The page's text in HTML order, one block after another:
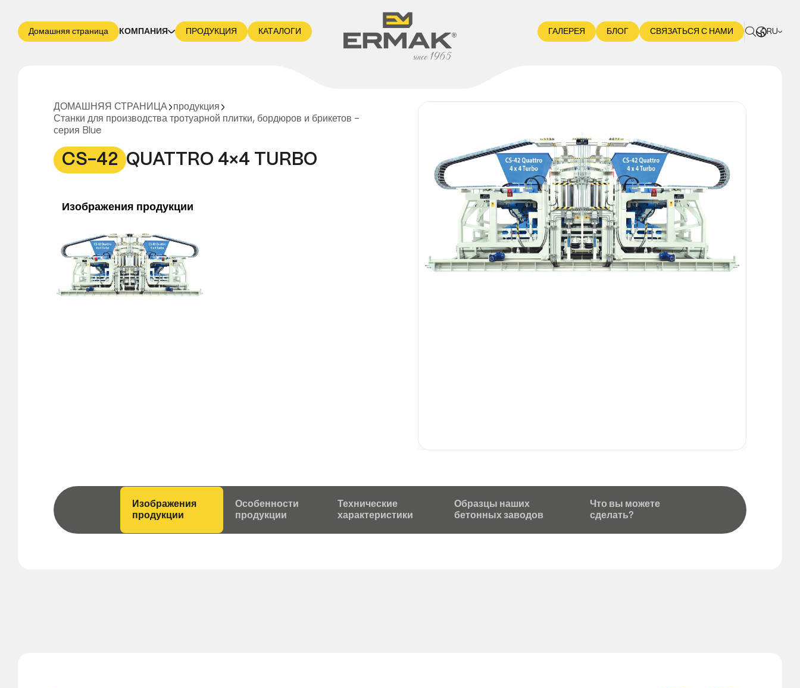
Домашняя страница КОМПАНИЯ ПРОДУКЦИЯ КАТАЛОГИ ГАЛЕРЕЯ БЛОГ СВЯЗАТЬСЯ С НАМИ RU
ДОМАШНЯЯ СТРАНИЦА
продукция
Станки для производства тротуарной плитки, бордюров и брикетов -
серия Blue
CS-42 QUATTRO 4×4 TURBO
Изображения продукции
Мы утверждаем что; Это самая быстрая и мощная однорядная
автоматическая машина для производства 42 шт. стандартной
брусчатки и 18 пустотелых блоков (строительных), когда-либо
производившаяся в Турции.
Благодаря полностью автоматической системе смены пресс-форм
Долгий срок службы благодаря прочной конструкцииv
Изображения
продукции
Особенности
продукции
Технические
характеристики
Образцы наших
бетонных заводов
Что вы можете
сделать?